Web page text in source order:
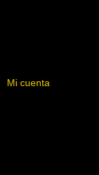
Mi cuenta